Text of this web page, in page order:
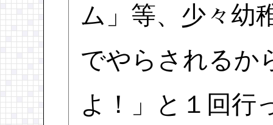
ム」等、少々幼
でやらされるか
よ！」と１回行